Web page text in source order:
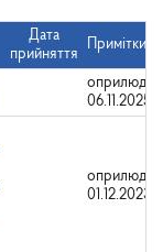
Дата
прийняття
Примітки
06.11.2025
01.12.2023